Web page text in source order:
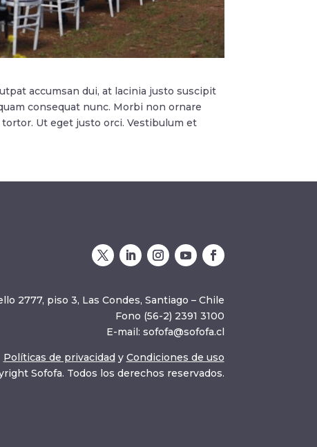
accumsan dui, at lacinia justo suscipit
consequat nunc. Morbi non ornare
Ut eget justo orci. Vestibulum et
2777, piso 3, Las Condes, Santiago – Chile
Fono (56-2) 2391 3100
E-mail: sofofa@sofofa.cl
Políticas de privacidad y Condiciones de uso
Sofofa. Todos los derechos reservados.